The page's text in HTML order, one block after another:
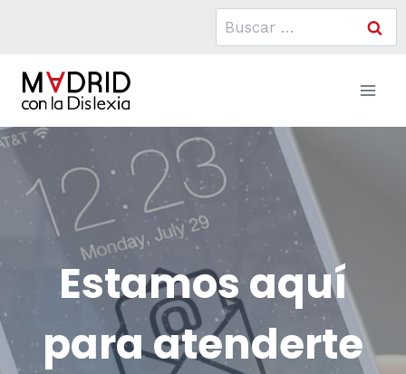
Buscar:
Estamos aquí
para atenderte